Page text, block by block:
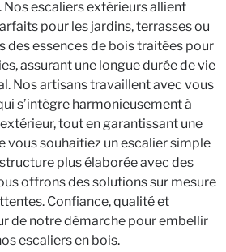
Nos escaliers extérieurs allient
pour les jardins, terrasses ou
des essences de bois traitées pour
assurant une longue durée de vie
Nos artisans travaillent avec vous
s’intègre harmonieusement à
tout en garantissant une
vous souhaitiez un escalier simple
plus élaborée avec des
offrons des solutions sur mesure
Confiance, qualité et
de notre démarche pour embellir
escaliers en bois.